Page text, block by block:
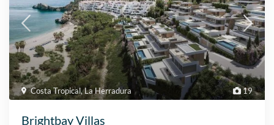
19
Costa Tropical,La Herradura
Brightbay Villas